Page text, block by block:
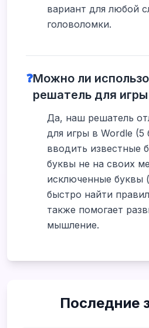
вариант для любой
головоломки.
❓Можно ли
решатель для
Да, наш решатель
для игры в Wordle
вводить известные
буквы не на своих
исключенные буквы
быстро найти
также помогает
мышление.
Последние